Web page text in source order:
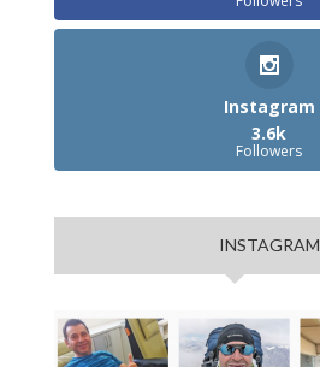
Instagram
3.6k
Followers
INSTAGRAM